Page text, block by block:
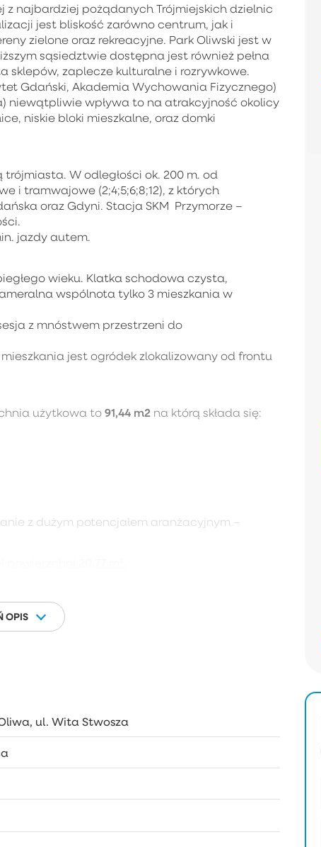
najbardziej pożądanych Trójmiejskich dzielnic
jest bliskość zarówno centrum, jak i
zielone oraz rekreacyjne. Park Oliwski jest w
sąsiedztwie dostępna jest również pełna
sklepów, zaplecze kulturalne i rozrywkowe.
Gdański, Akademia Wychowania Fizycznego)
niewątpliwie wpływa to na atrakcyjność okolicy
niskie bloki mieszkalne, oraz domki
W odległości ok. 200 m. od
i tramwajowe (2;4;5;6;8;12), z których
oraz Gdyni. Stacja SKM Przymorze –
jazdy autem.
wieku. Klatka schodowa czysta,
wspólnota tylko 3 mieszkania w
z mnóstwem przestrzeni do
jest ogródek zlokalizowany od frontu
użytkowa to 91,44 m2 na którą składa się:
z dużym potencjałem aranżacyjnym –
roku,
wynosi 26/100.
OPIS
ul. Wita Stwosza